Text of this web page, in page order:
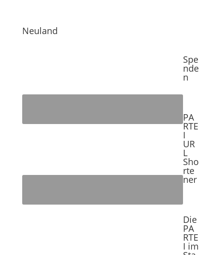
Neuland
Spe
nde
n
PA
RTE
I
UR
L
Sho
rte
ner
Die
PA
RTE
I im